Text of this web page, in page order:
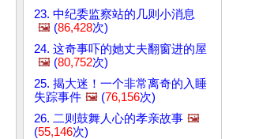
23. 中纪委监察站的几则小消息
🖼️ (86,428次)
24. 这奇事吓的她丈夫翻窗进的屋
🖼️ (80,752次)
25. 揭大迷！一个非常离奇的入睡
失踪事件 🖼️ (76,156次)
26. 二则鼓舞人心的孝亲故事 🖼️
(55,146次)